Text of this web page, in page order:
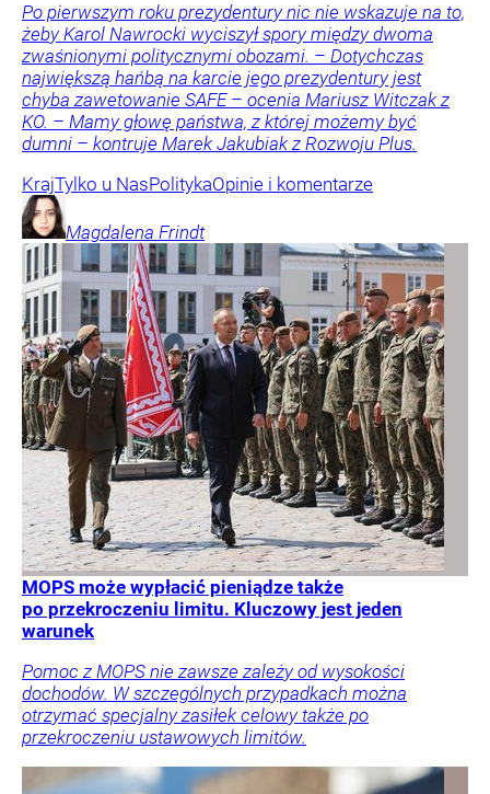
Po pierwszym roku prezydentury nic nie wskazuje na to,
żeby Karol Nawrocki wyciszył spory między dwoma
zwaśnionymi politycznymi obozami. – Dotychczas
największą hańbą na karcie jego prezydentury jest
chyba zawetowanie SAFE – ocenia Mariusz Witczak z
KO. – Mamy głowę państwa, z której możemy być
dumni – kontruje Marek Jakubiak z Rozwoju Plus.
KrajTylko u NasPolitykaOpinie i komentarze
Magdalena Frindt
MOPS może wypłacić pieniądze także
po przekroczeniu limitu. Kluczowy jest jeden
warunek
Pomoc z MOPS nie zawsze zależy od wysokości
dochodów. W szczególnych przypadkach można
otrzymać specjalny zasiłek celowy także po
przekroczeniu ustawowych limitów.